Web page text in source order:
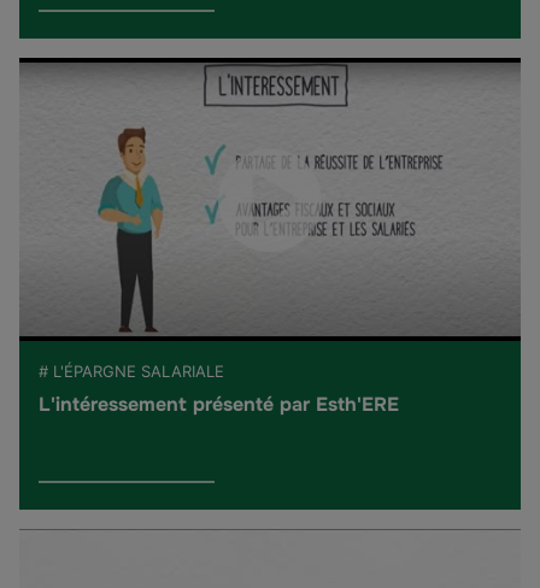
# L'ÉPARGNE SALARIALE
L'intéressement présenté par Esth'ERE